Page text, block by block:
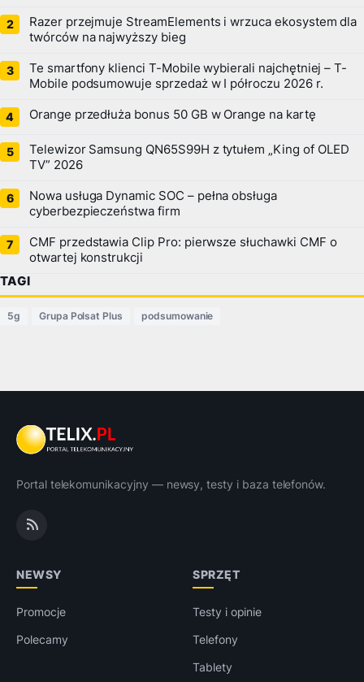
Razer przejmuje StreamElements i wrzuca ekosystem dla
twórców na najwyższy bieg
Te smartfony klienci T-Mobile wybierali najchętniej – T-
Mobile podsumowuje sprzedaż w I półroczu 2026 r.
Orange przedłuża bonus 50 GB w Orange na kartę
Telewizor Samsung QN65S99H z tytułem „King of OLED
TV” 2026
Nowa usługa Dynamic SOC – pełna obsługa
cyberbezpieczeństwa firm
CMF przedstawia Clip Pro: pierwsze słuchawki CMF o
otwartej konstrukcji
TAGI
5g Grupa Polsat Plus podsumowanie
Portal telekomunikacyjny — newsy, testy i baza telefonów.
NEWSY
Promocje
Polecamy
SPRZĘT
Testy i opinie
Telefony
Tablety